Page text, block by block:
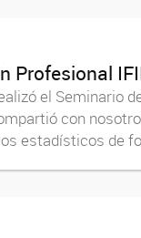
Profesional
el Seminario
con
estadísticos de